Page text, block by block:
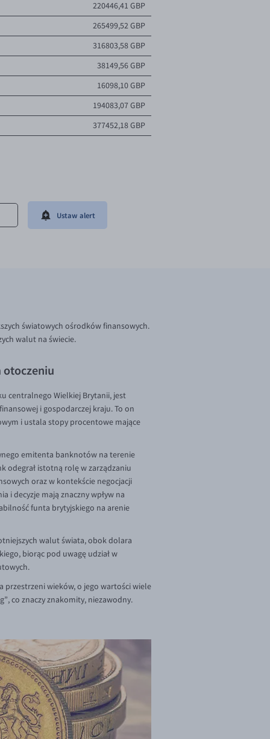
220446,41 GBP
265499,52 GBP
316803,58 GBP
38149,56 GBP
16098,10 GBP
194083,07 GBP
377452,18 GBP
Ustaw alert
światowych ośrodków finansowych.
walut na świecie.
otoczeniu
centralnego Wielkiej Brytanii, jest
i gospodarczej kraju. To on
i ustala stopy procentowe mające
emitenta banknotów na terenie
odegrał istotną rolę w zarządzaniu
oraz w kontekście negocjacji
i decyzje mają znaczny wpływ na
funta brytyjskiego na arenie
walut świata, obok dolara
biorąc pod uwagę udział w
przestrzeni wieków, o jego wartości wiele
co znaczy znakomity, niezawodny.